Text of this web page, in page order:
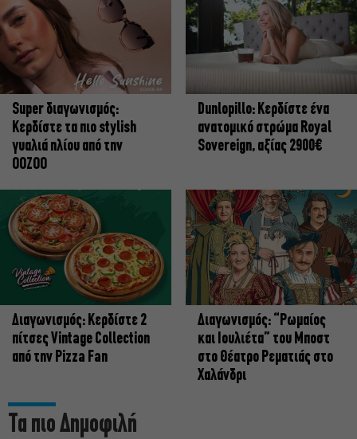
Super διαγωνισμός:
Κερδίστε τα πιο stylish
γυαλιά ηλίου από την
OOZOO
Dunlopillo: Κερδίστε ένα
ανατομικό στρώμα Royal
Sovereign, αξίας 2900€
Διαγωνισμός: Κερδίστε 2
πίτσες Vintage Collection
από την Pizza Fan
Διαγωνισμός: “Ρωμαίος
και Ιουλιέτα” του Μποστ
στο Θέατρο Ρεματιάς στο
Χαλάνδρι
Τα πιο Δημοφιλή